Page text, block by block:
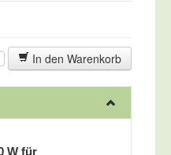
In den Warenkorb
W für